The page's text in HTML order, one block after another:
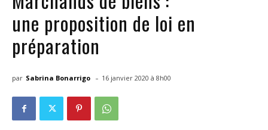
une proposition de loi en
préparation
par Sabrina Bonarrigo - 16 janvier 2020 à 8h00